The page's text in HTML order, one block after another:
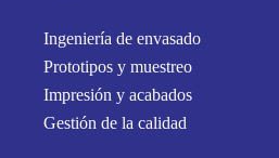
Ingeniería de envasado
Prototipos y muestreo
Impresión y acabados
Gestión de la calidad